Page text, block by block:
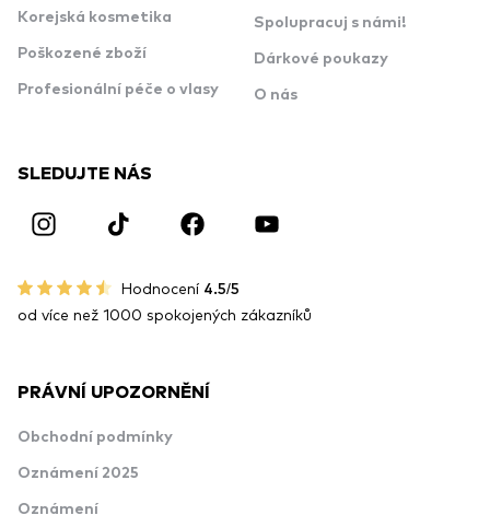
Korejská kosmetika
Poškozené zboží
Profesionální péče o vlasy
Spolupracuj s námi!
Dárkové poukazy
O nás
SLEDUJTE NÁS
Hodnocení 4.5/5
od více než 1000 spokojených zákazníků
PRÁVNÍ UPOZORNĚNÍ
Obchodní podmínky
Oznámení 2025
Oznámení